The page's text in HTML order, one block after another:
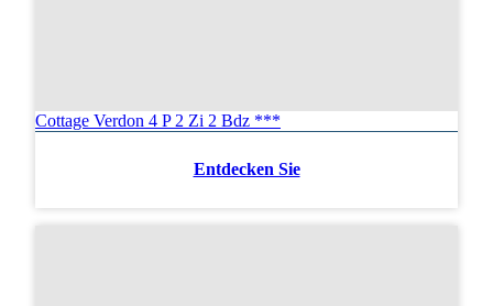
Cottage Verdon 4 P 2 Zi 2 Bdz ***
Entdecken Sie